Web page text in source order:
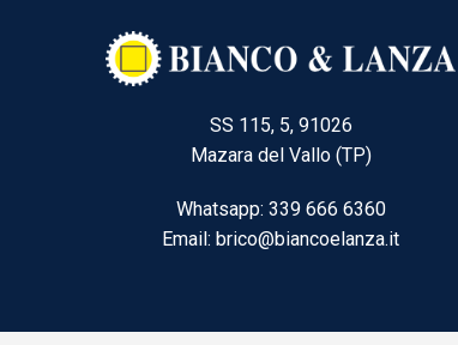
SS 115, 5, 91026
Mazara del Vallo (TP)
Whatsapp: 339 666 6360
Email: brico@biancoelanza.it